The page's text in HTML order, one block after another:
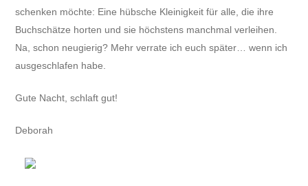
schenken möchte: Eine hübsche Kleinigkeit für alle, die ihre
Buchschätze horten und sie höchstens manchmal verleihen.
Na, schon neugierig? Mehr verrate ich euch später… wenn ich
ausgeschlafen habe.
Gute Nacht, schlaft gut!
Deborah